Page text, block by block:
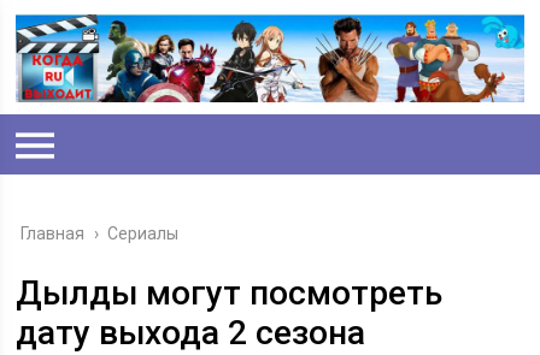
Главная › Сериалы
Дылды могут посмотреть
дату выхода 2 сезона